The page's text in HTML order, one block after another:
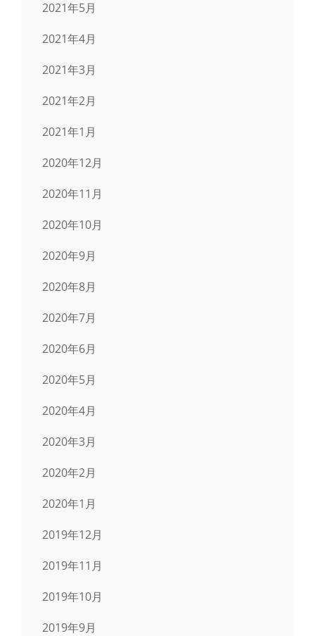
2021年5月
2021年4月
2021年3月
2021年2月
2021年1月
2020年12月
2020年11月
2020年10月
2020年9月
2020年8月
2020年7月
2020年6月
2020年5月
2020年4月
2020年3月
2020年2月
2020年1月
2019年12月
2019年11月
2019年10月
2019年9月